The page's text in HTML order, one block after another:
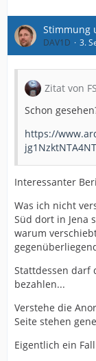
Stimmung
DAV1D 3.
Zitat von
Schon
https://
Interessanter
Was ich nicht
Süd dort in Jena
warum
Stattdessen darf
bezahlen...
Verstehe die
Seite stehen
Eigentlich ein